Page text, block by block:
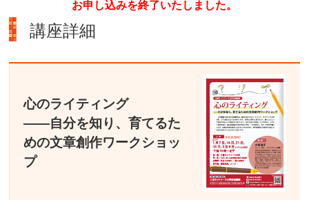
お申し込みを終了いたしました。
講座詳細
心のライティング
――自分を知り、育てるた
めの文章創作ワークショッ
プ